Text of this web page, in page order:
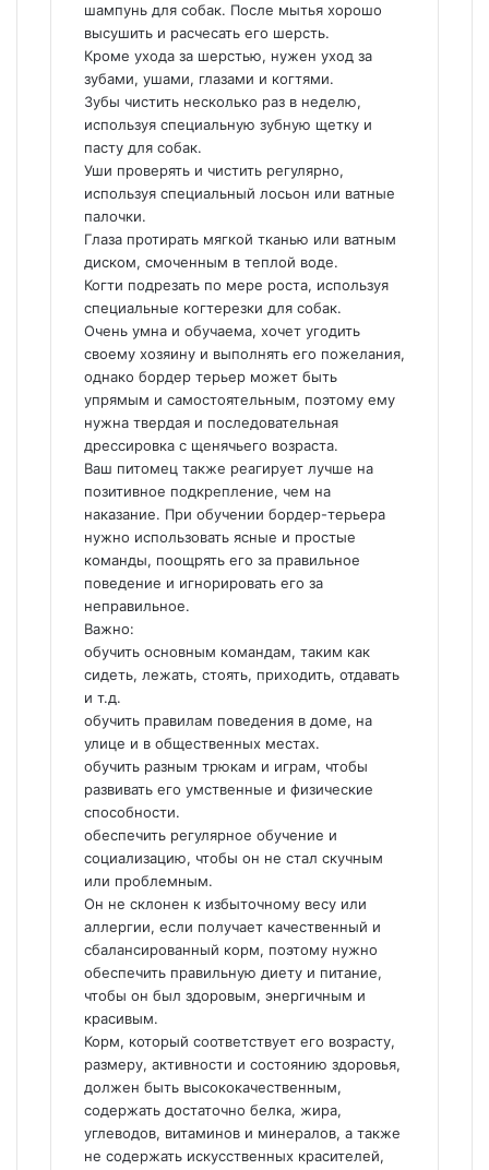
шампунь для собак. После мытья хорошо
высушить и расчесать его шерсть.
Кроме ухода за шерстью, нужен уход за
зубами, ушами, глазами и когтями.
Зубы чистить несколько раз в неделю,
используя специальную зубную щетку и
пасту для собак.
Уши проверять и чистить регулярно,
используя специальный лосьон или ватные
палочки.
Глаза протирать мягкой тканью или ватным
диском, смоченным в теплой воде.
Когти подрезать по мере роста, используя
специальные когтерезки для собак.
Очень умна и обучаема, хочет угодить
своему хозяину и выполнять его пожелания,
однако бордер терьер может быть
упрямым и самостоятельным, поэтому ему
нужна твердая и последовательная
дрессировка с щенячьего возраста.
Ваш питомец также реагирует лучше на
позитивное подкрепление, чем на
наказание. При обучении бордер-терьера
нужно использовать ясные и простые
команды, поощрять его за правильное
поведение и игнорировать его за
неправильное.
Важно:
обучить основным командам, таким как
сидеть, лежать, стоять, приходить, отдавать
и т.д.
обучить правилам поведения в доме, на
улице и в общественных местах.
обучить разным трюкам и играм, чтобы
развивать его умственные и физические
способности.
обеспечить регулярное обучение и
социализацию, чтобы он не стал скучным
или проблемным.
Он не склонен к избыточному весу или
аллергии, если получает качественный и
сбалансированный корм, поэтому нужно
обеспечить правильную диету и питание,
чтобы он был здоровым, энергичным и
красивым.
Корм, который соответствует его возрасту,
размеру, активности и состоянию здоровья,
должен быть высококачественным,
содержать достаточно белка, жира,
углеводов, витаминов и минералов, а также
не содержать искусственных красителей,